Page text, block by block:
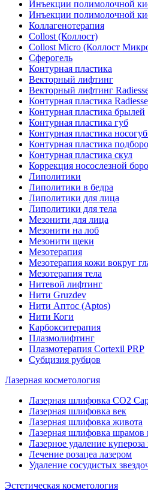
Инъекции полимолочной
Инъекции полимолочной
Коллагенотерапия
Collost (Коллост)
Collost Micro (Коллост
Сферогель
Контурная пластика
Векторный лифтинг
Векторный лифтинг
Контурная пластика Radiesse
Контурная пластика брылей
Контурная пластика губ
Контурная пластика
Контурная пластика
Контурная пластика скул
Коррекция носослезной
Липолитики
Липолитики в бедра
Липолитики для лица
Липолитики для тела
Мезонити для лица
Мезонити на лоб
Мезонити щеки
Мезотерапия
Мезотерапия кожи вокруг
Мезотерапия тела
Нитевой лифтинг
Нити Gruzdev
Нити Аптос (Aptos)
Нити Коги
Карбокситерапия
Плазмолифтинг
Плазмотерапия Сortexil PRP
Субцизия рубцов
Лазерная косметология
Лазерная шлифовка CO2
Лазерная шлифовка век
Лазерная шлифовка живота
Лазерная шлифовка шрамов
Лазерное удаление
Лечение розацеа лазером
Удаление сосудистых
Эстетическая косметология